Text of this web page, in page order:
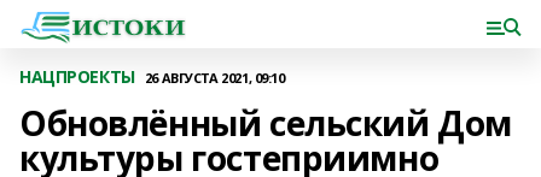
НАЦПРОЕКТЫ 26 АВГУСТА 2021, 09:10
Обновлённый сельский Дом
культуры гостеприимно